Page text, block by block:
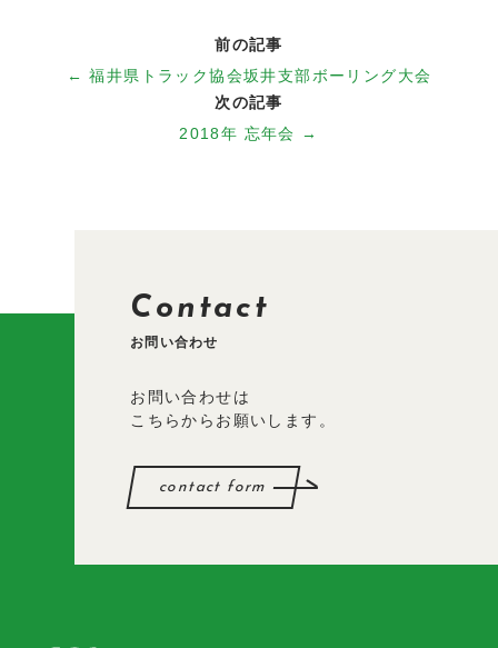
前の記事
← 福井県トラック協会坂井支部ボーリング大会
次の記事
2018年 忘年会 →
Contact
お問い合わせ
お問い合わせは
こちらからお願いします。
contact form